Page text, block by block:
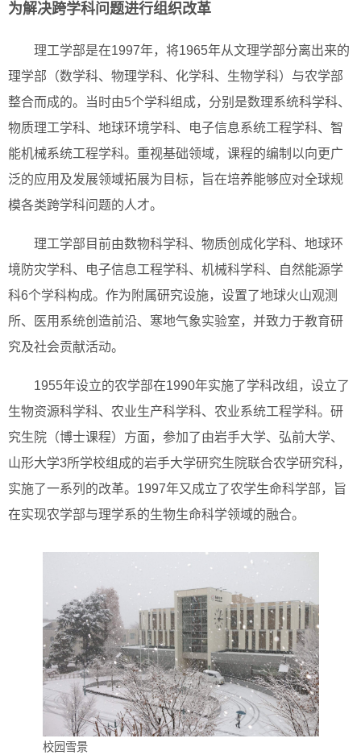
为解决跨学科问题进行组织改革
理工学部是在1997年，将1965年从文理学部分离出来的
理学部（数学科、物理学科、化学科、生物学科）与农学部
整合而成的。当时由5个学科组成，分别是数理系统科学科、
物质理工学科、地球环境学科、电子信息系统工程学科、智
能机械系统工程学科。重视基础领域，课程的编制以向更广
泛的应用及发展领域拓展为目标，旨在培养能够应对全球规
模各类跨学科问题的人才。
理工学部目前由数物科学科、物质创成化学科、地球环
境防灾学科、电子信息工程学科、机械科学科、自然能源学
科6个学科构成。作为附属研究设施，设置了地球火山观测
所、医用系统创造前沿、寒地气象实验室，并致力于教育研
究及社会贡献活动。
1955年设立的农学部在1990年实施了学科改组，设立了
生物资源科学科、农业生产科学科、农业系统工程学科。研
究生院（博士课程）方面，参加了由岩手大学、弘前大学、
山形大学3所学校组成的岩手大学研究生院联合农学研究科，
实施了一系列的改革。1997年又成立了农学生命科学部，旨
在实现农学部与理学系的生物生命科学领域的融合。
校园雪景